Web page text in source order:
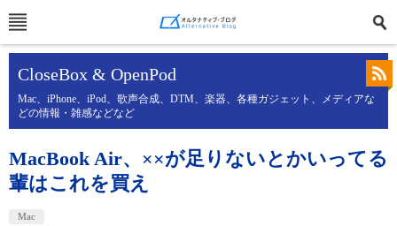
CloseBox & OpenPod
Mac、iPhone、iPod、歌声合成、DTM、楽器、各種ガジェット、メディアな
どの情報・雑感などなど
MacBook Air、××が足りないとかいってる
輩はこれを買え
Mac